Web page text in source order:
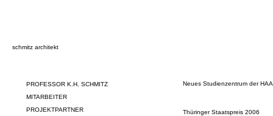
schmitz architekt
PROFESSOR K.H. SCHMITZ
MITARBEITER
PROJEKTPARTNER
Neues Studienzentrum der
Thüringer Staatspreis 2006